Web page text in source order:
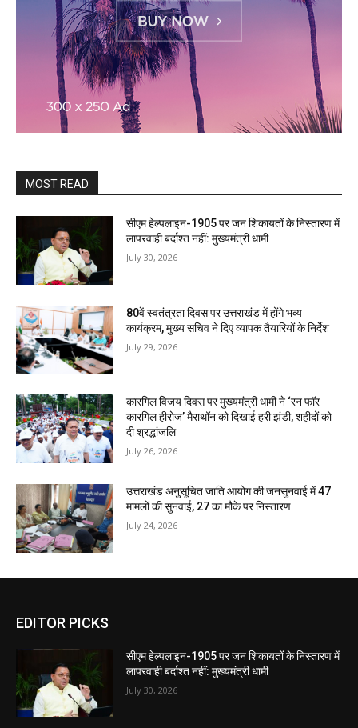
MOST READ
सीएम हेल्पलाइन-1905 पर जन शिकायतों के निस्तारण में
लापरवाही बर्दाश्त नहीं: मुख्यमंत्री धामी
July 30, 2026
80वें स्वतंत्रता दिवस पर उत्तराखंड में होंगे भव्य
कार्यक्रम, मुख्य सचिव ने दिए व्यापक तैयारियों के निर्देश
July 29, 2026
कारगिल विजय दिवस पर मुख्यमंत्री धामी ने ‘रन फॉर
कारगिल हीरोज’ मैराथॉन को दिखाई हरी झंडी, शहीदों को
दी श्रद्धांजलि
July 26, 2026
उत्तराखंड अनुसूचित जाति आयोग की जनसुनवाई में 47
मामलों की सुनवाई, 27 का मौके पर निस्तारण
July 24, 2026
EDITOR PICKS
सीएम हेल्पलाइन-1905 पर जन शिकायतों के निस्तारण में
लापरवाही बर्दाश्त नहीं: मुख्यमंत्री धामी
July 30, 2026